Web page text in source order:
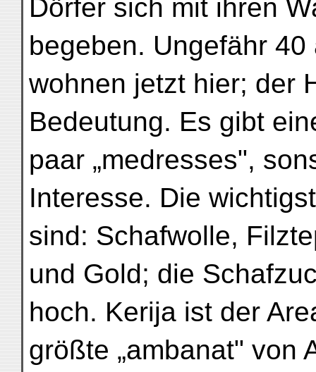
Dörfer sich mit ihren
begeben. Ungefähr
wohnen jetzt hier; der
Bedeutung. Es gibt
paar „medresses",
Interesse. Die
sind: Schafwolle,
und Gold; die
hoch. Kerija ist der
größte „ambanat" von